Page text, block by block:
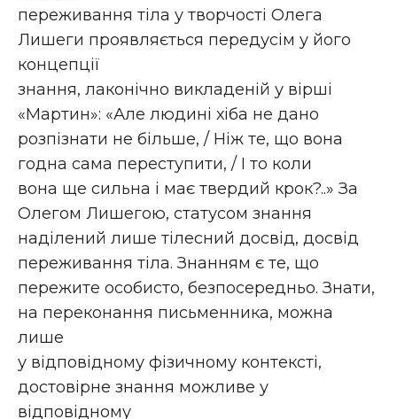
переживання тіла у творчості Олега
Лишеги проявляється передусім у його
концепції
знання, лаконічно викладеній у вірші
«Мартин»: «Але людині хіба не дано
розпізнати не більше, / Ніж те, що вона
годна сама переступити, / І то коли
вона ще сильна і має твердий крок?..» За
Олегом Лишегою, статусом знання
наділений лише тілесний досвід, досвід
переживання тіла. Знанням є те, що
пережите особисто, безпосередньо. Знати,
на переконання письменника, можна
лише
у відповідному фізичному контексті,
достовірне знання можливе у
відповідному